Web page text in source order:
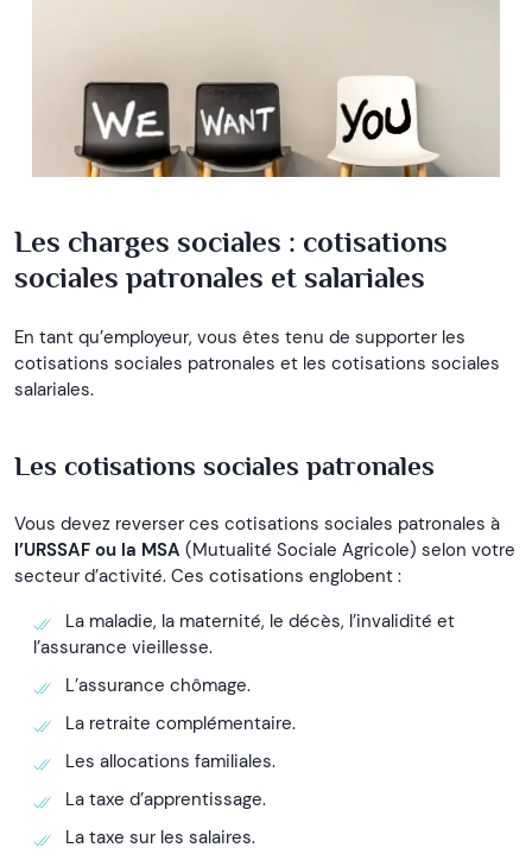
Les charges sociales : cotisations
sociales patronales et salariales
En tant qu’employeur, vous êtes tenu de supporter les
cotisations sociales patronales et les cotisations sociales
salariales.
Les cotisations sociales patronales
Vous devez reverser ces cotisations sociales patronales à
l’URSSAF ou la MSA (Mutualité Sociale Agricole) selon votre
secteur d’activité. Ces cotisations englobent :
La maladie, la maternité, le décès, l’invalidité et
l’assurance vieillesse.
L’assurance chômage.
La retraite complémentaire.
Les allocations familiales.
La taxe d’apprentissage.
La taxe sur les salaires.